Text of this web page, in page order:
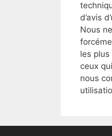
d’avis
Nous
les
ceux
nous